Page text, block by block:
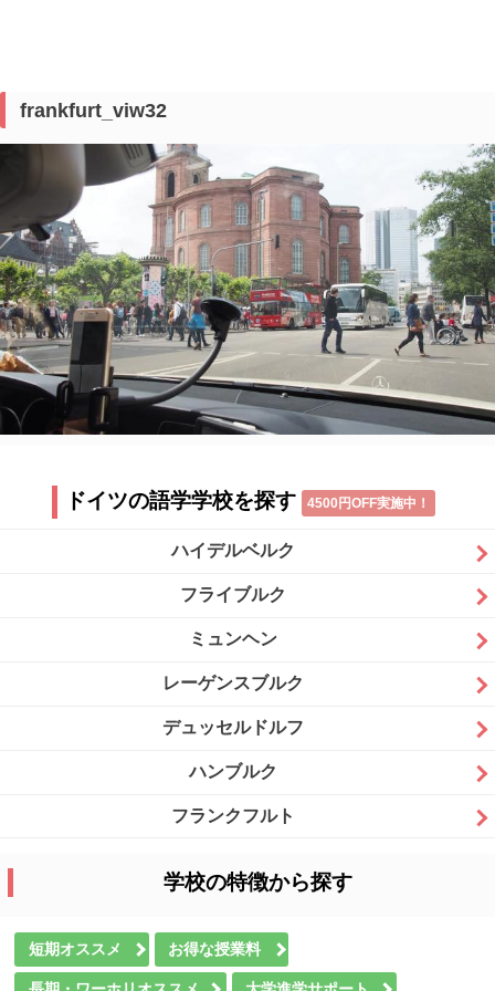
frankfurt_viw32
ドイツの語学学校を探す 4500円OFF実施中！
ハイデルベルク
フライブルク
ミュンヘン
レーゲンスブルク
デュッセルドルフ
ハンブルク
フランクフルト
学校の特徴から探す
短期オススメ お得な授業料